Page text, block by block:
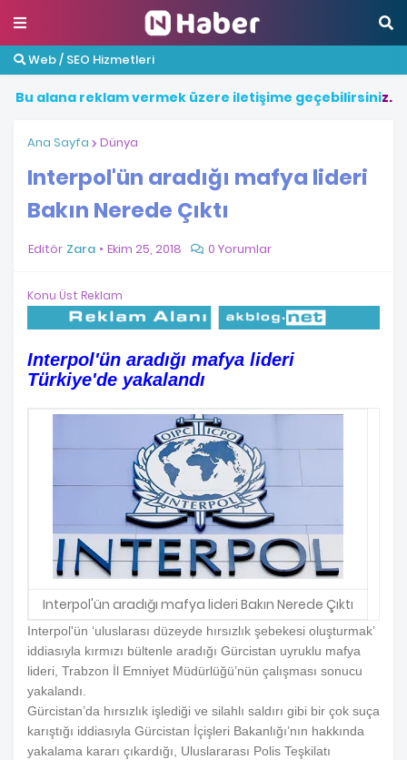
Web / SEO Hizmetleri
Bu alana reklamvermek üzere iletişime geçebilirsiniz.
Ana Sayfa Dünya
Interpol'ün aradığı mafya lideri
Bakın Nerede Çıktı
Editör Zara Ekim 25, 2018 0 Yorumlar
Konu Üst Reklam
Interpol'ün aradığı mafya lideri
Türkiye'de yakalandı
Interpol'ün aradığı mafya lideri Bakın Nerede Çıktı
Interpol'ün ‘uluslarası düzeyde hırsızlık şebekesi oluşturmak’
iddiasıyla kırmızı bültenle aradığı Gürcistan uyruklu mafya
lideri, Trabzon İl Emniyet Müdürlüğü’nün çalışması sonucu
yakalandı.
Gürcistan’da hırsızlık işlediği ve silahlı saldırı gibi bir çok suça
karıştığı iddiasıyla Gürcistan İçişleri Bakanlığı’nın hakkında
yakalama kararı çıkardığı, Uluslararası Polis Teşkilatı